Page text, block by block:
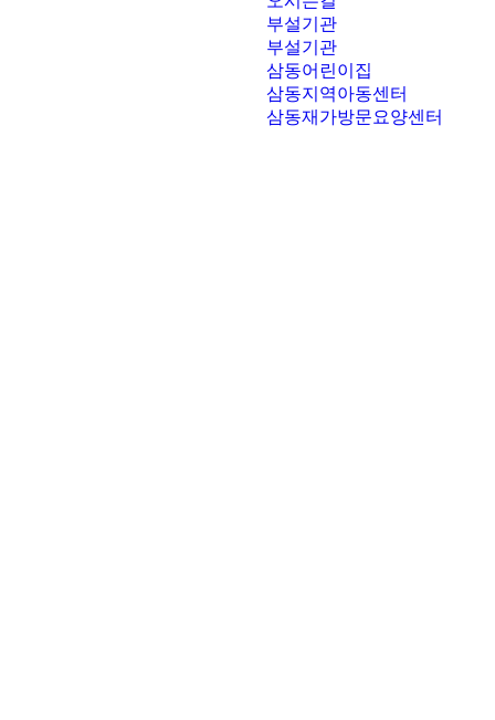
부설기관
부설기관
삼동어린이집
삼동지역아동센터
삼동재가방문요양센터